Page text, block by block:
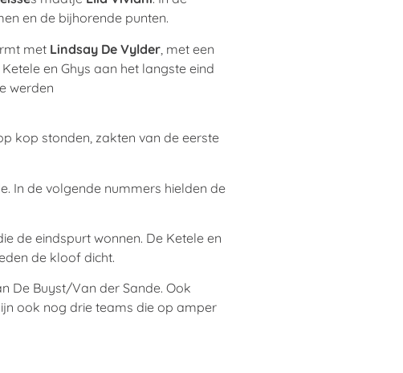
en de bijhorende punten.
met Lindsay De Vylder , met een
en Ghys aan het langste eind
werden
kop stonden, zakten van de eerste
In de volgende nummers hielden de
de eindspurt wonnen. De Ketele en
de kloof dicht.
De Buyst/Van der Sande. Ook
ook nog drie teams die op amper